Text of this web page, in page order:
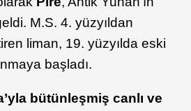
M.S. 4. yüzyıldan
liman, 19. yüzyılda eski
başladı.
bütünleşmiş canlı ve